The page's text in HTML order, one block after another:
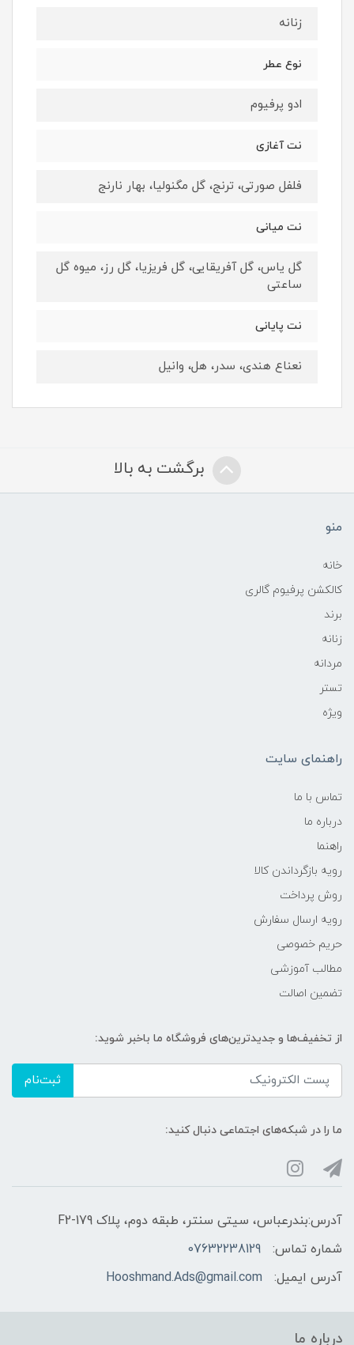
زنانه
نوع عطر
ادو پرفیوم
نت آغازی
فلفل صورتی، ترنج، گل مگنولیا، بهار نارنج
نت میانی
گل یاس، گل آفریقایی، گل فریزیا، گل رز، میوه گل
ساعتی
نت پایانی
نعناع هندی، سدر، هل، وانیل
برگشت به بالا
منو
خانه
کالکشن پرفیوم گالری
برند
زنانه
مردانه
تستر
ویژه
راهنمای سایت
تماس با ما
درباره ما
راهنما
رویه‌ بازگرداندن کالا
روش پرداخت
رویه ارسال سفارش
حریم خصوصی
مطالب آموزشی
تضمین اصالت
از تخفیف‌ها و جدیدترین‌های فروشگاه ما باخبر شوید:
ثبت‌نام
ما را در شبکه‌های اجتماعی دنبال کنید:
آدرس:بندرعباس، سیتی سنتر، طبقه دوم، پلاک F2-179
شماره تماس:
07632238129
آدرس ایمیل:
Hooshmand.Ads@gmail.com
درباره ما